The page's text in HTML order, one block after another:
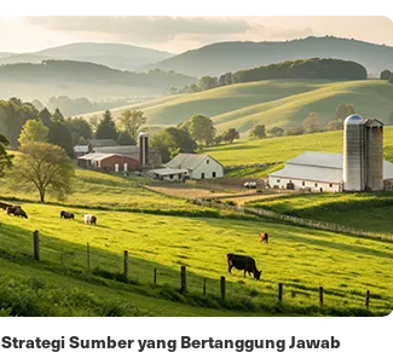
Strategi Sumber yang Bertanggung Jawab